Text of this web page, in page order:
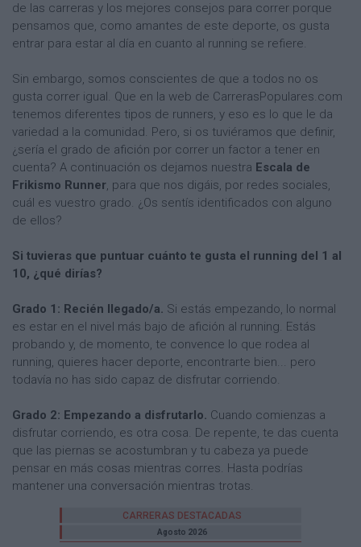
de las carreras y los mejores consejos para correr porque
pensamos que, como amantes de este deporte, os gusta
entrar para estar al día en cuanto al running se refiere.
Sin embargo, somos conscientes de que a todos no os
gusta correr igual. Que en la web de CarrerasPopulares.com
tenemos diferentes tipos de runners, y eso es lo que le da
variedad a la comunidad. Pero, si os tuviéramos que definir,
¿sería el grado de afición por correr un factor a tener en
cuenta? A continuación os dejamos nuestra Escala de
Frikismo Runner, para que nos digáis, por redes sociales,
cuál es vuestro grado. ¿Os sentís identificados con alguno
de ellos?
Si tuvieras que puntuar cuánto te gusta el running del 1 al
10, ¿qué dirías?
Grado 1: Recién llegado/a. Si estás empezando, lo normal
es estar en el nivel más bajo de afición al running. Estás
probando y, de momento, te convence lo que rodea al
running, quieres hacer deporte, encontrarte bien... pero
todavía no has sido capaz de disfrutar corriendo.
Grado 2: Empezando a disfrutarlo. Cuando comienzas a
disfrutar corriendo, es otra cosa. De repente, te das cuenta
que las piernas se acostumbran y tu cabeza ya puede
pensar en más cosas mientras corres. Hasta podrías
mantener una conversación mientras trotas.
CARRERAS DESTACADAS
Agosto 2026